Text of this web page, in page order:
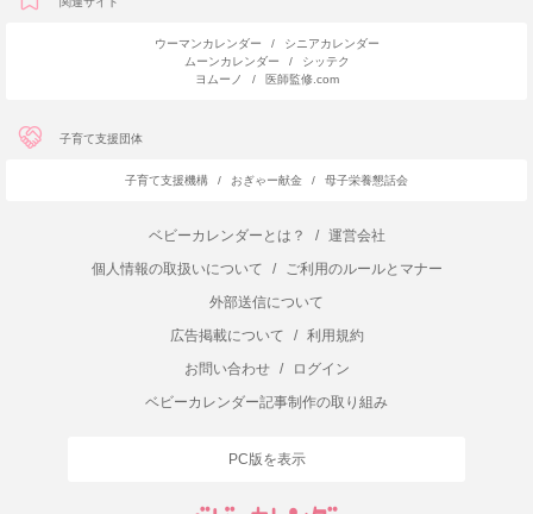
ウーマンカレンダー /
シニアカレンダー
ムーンカレンダー
/
シッテク
ヨムーノ
/ 医師監修.com
子育て支援団体
子育て支援機構 / おぎゃー献金 / 母子栄養懇話会
ベビーカレンダーとは？ /
運営会社
個人情報の取扱いについて
/
ご利用のルールとマナー
外部送信について
広告掲載について
/
利用規約
お問い合わせ
/
ログイン
ベビーカレンダー記事制作の取り組み
PC版を表示